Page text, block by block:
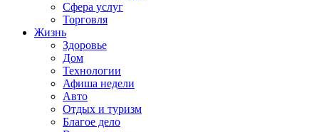
Сфера услуг
Торговля
Жизнь
Здоровье
Дом
Технологии
Афиша недели
Авто
Отдых и туризм
Благое дело